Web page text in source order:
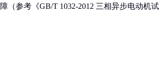
（参考《GB/T 1032-2012 三相异步电动机试